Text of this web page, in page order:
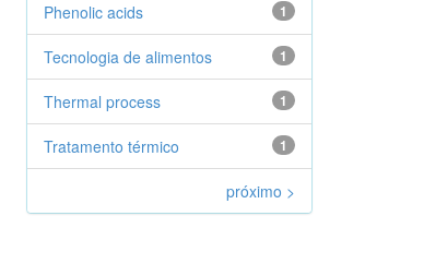
1
Phenolic acids
1
Tecnologia de alimentos
1
Thermal process
1
Tratamento térmico
próximo >